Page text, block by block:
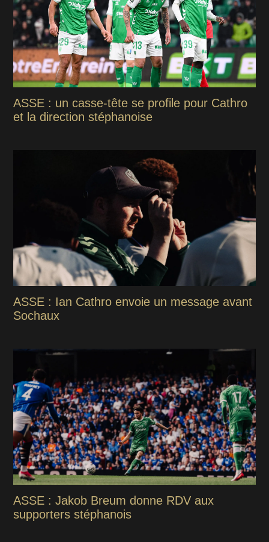
ASSE : un casse-tête se profile pour Cathro
et la direction stéphanoise
ASSE : Ian Cathro envoie un message avant
Sochaux
ASSE : Jakob Breum donne RDV aux
supporters stéphanois